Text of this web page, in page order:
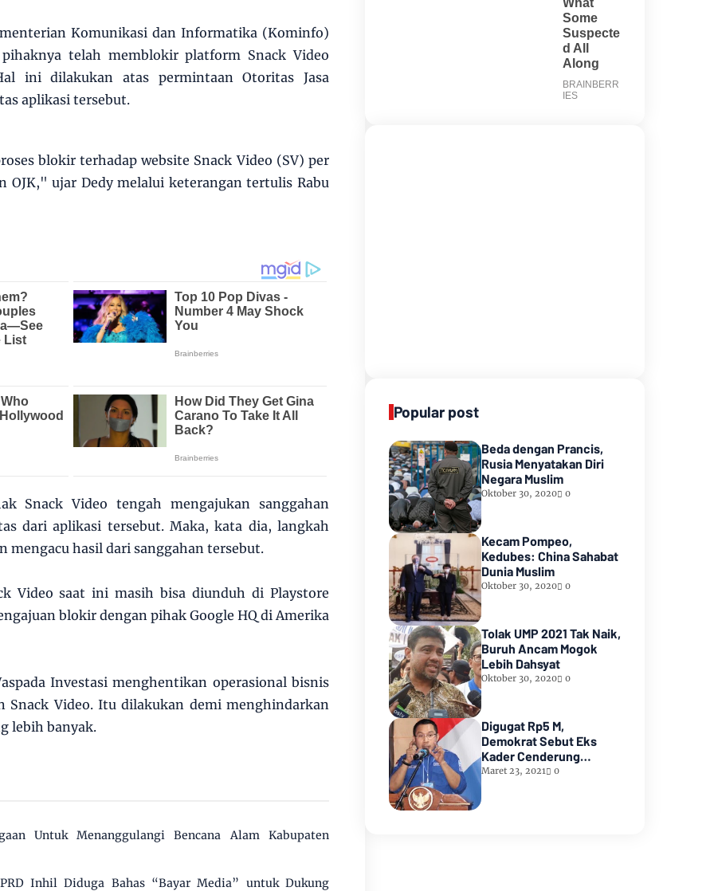
Komunikasi dan Informatika (Kominfo)
telah memblokir platform Snack Video
ini dilakukan atas permintaan Otoritas Jasa
aplikasi tersebut.
blokir terhadap website Snack Video (SV) per
OJK," ujar Dedy melalui keterangan tertulis Rabu
Snack Video tengah mengajukan sanggahan
dari aplikasi tersebut. Maka, kata dia, langkah
mengacu hasil dari sanggahan tersebut.
Video saat ini masih bisa diunduh di Playstore
blokir dengan pihak Google HQ di Amerika
Investasi menghentikan operasional bisnis
Snack Video. Itu dilakukan demi menghindarkan
lebih banyak.
Untuk Menanggulangi Bencana Alam Kabupaten
Inhil Diduga Bahas “Bayar Media” untuk Dukung
Popular post
Beda dengan Prancis,
Rusia Menyatakan Diri
Negara Muslim
Oktober 30, 2020 0
Kecam Pompeo,
Kedubes: China Sahabat
Dunia Muslim
Oktober 30, 2020 0
Tolak UMP 2021 Tak Naik,
Buruh Ancam Mogok
Lebih Dahsyat
Oktober 30, 2020 0
Digugat Rp5 M,
Demokrat Sebut Eks
Kader Cenderung
Membangkang
Maret 23, 2021 0